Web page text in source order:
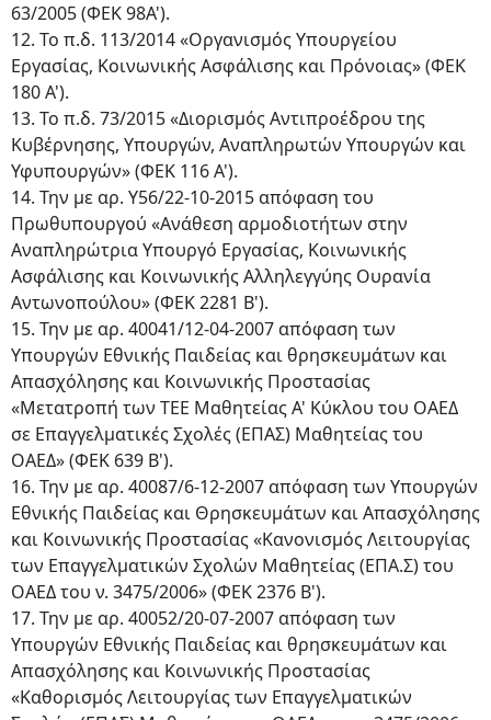
63/2005 (ΦΕΚ 98Α').
12. Το π.δ. 113/2014 «Οργανισμός Υπουργείου
Εργασίας, Κοινωνικής Ασφάλισης και Πρόνοιας» (ΦΕΚ
180 Α').
13. Το π.δ. 73/2015 «Διορισμός Αντιπροέδρου της
Κυβέρνησης, Υπουργών, Αναπληρωτών Υπουργών και
Υφυπουργών» (ΦΕΚ 116 Α').
14. Την με αρ. Υ56/22-10-2015 απόφαση του
Πρωθυπουργού «Ανάθεση αρμοδιοτήτων στην
Αναπληρώτρια Υπουργό Εργασίας, Κοινωνικής
Ασφάλισης και Κοινωνικής Αλληλεγγύης Ουρανία
Αντωνοπούλου» (ΦΕΚ 2281 Β').
15. Την με αρ. 40041/12-04-2007 απόφαση των
Υπουργών Εθνικής Παιδείας και θρησκευμάτων και
Απασχόλησης και Κοινωνικής Προστασίας
«Μετατροπή των TEE Μαθητείας Α' Κύκλου του ΟΑΕΔ
σε Επαγγελματικές Σχολές (ΕΠΑΣ) Μαθητείας του
ΟΑΕΔ» (ΦΕΚ 639 Β').
16. Την με αρ. 40087/6-12-2007 απόφαση των Υπουργών
Εθνικής Παιδείας και Θρησκευμάτων και Απασχόλησης
και Κοινωνικής Προστασίας «Κανονισμός Λειτουργίας
των Επαγγελματικών Σχολών Μαθητείας (ΕΠΑ.Σ) του
ΟΑΕΔ του ν. 3475/2006» (ΦΕΚ 2376 Β').
17. Την με αρ. 40052/20-07-2007 απόφαση των
Υπουργών Εθνικής Παιδείας και θρησκευμάτων και
Απασχόλησης και Κοινωνικής Προστασίας
«Καθορισμός Λειτουργίας των Επαγγελματικών